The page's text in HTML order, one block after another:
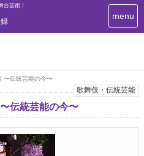
台芸術！
T
o
n
i
menu
〜伝統芸能の今〜
歌舞伎・伝統芸能
伝統芸能の今〜